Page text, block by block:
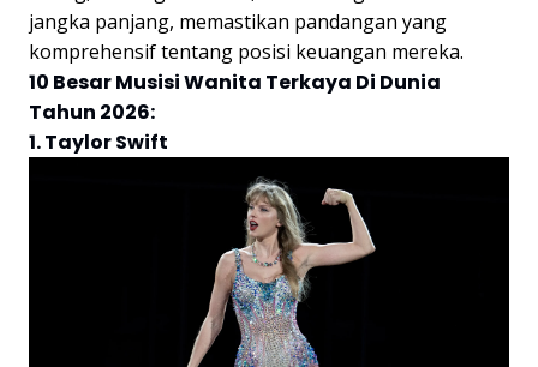
jangka panjang, memastikan pandangan yang
komprehensif tentang posisi keuangan mereka.
10 Besar Musisi Wanita Terkaya Di Dunia
Tahun 2026:
1. Taylor Swift